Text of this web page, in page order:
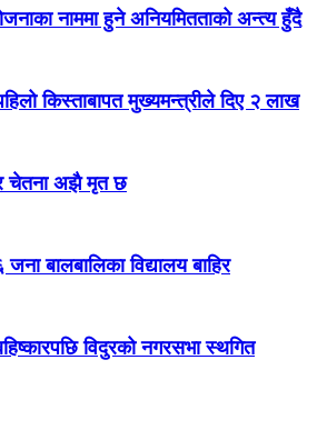
नाममा हुने अनियमितताको अन्त्य हुँदै
किस्ताबापत मुख्यमन्त्रीले दिए २ लाख
चेतना अझै मृत छ
बालबालिका विद्यालय बाहिर
विदुरको नगरसभा स्थगित